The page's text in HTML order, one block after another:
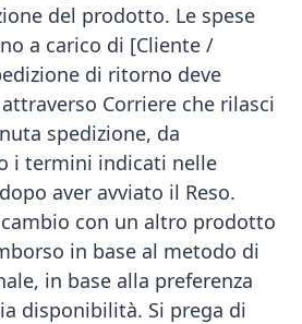
del prodotto. Le spese
a carico di [Cliente /
di ritorno deve
Corriere che rilasci
spedizione, da
i termini indicati nelle
aver avviato il Reso.
con un altro prodotto
in base al metodo di
in base alla preferenza
disponibilità. Si prega di